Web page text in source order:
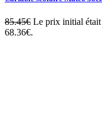
85.45€ Le prix initial était
68.36€.